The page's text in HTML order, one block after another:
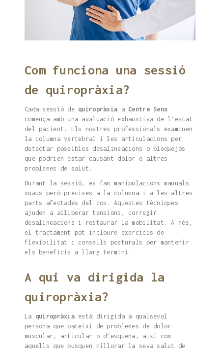
Com funciona una sessió
de quiropràxia?
Cada sessió de quiropràxia a Centre Sens
comença amb una avaluació exhaustiva de l’estat
del pacient. Els nostres professionals examinen
la columna vertebral i les articulacions per
detectar possibles desalineacions o bloquejos
que podrien estar causant dolor o altres
problemes de salut.
Durant la sessió, es fan manipulacions manuals
suaus però precises a la columna i a les altres
parts afectades del cos. Aquestes tècniques
ajuden a alliberar tensions, corregir
desalineacions i restaurar la mobilitat. A més,
el tractament pot incloure exercicis de
flexibilitat i consells posturals per mantenir
els beneficis a llarg termini.
A qui va dirigida la
quiropràxia?
La quiropràxiaestà dirigida a qualsevol
persona que pateixi de problemes de dolor
muscular, articular o d’esquena, així com
aquells que busquen millorar la seva salut de